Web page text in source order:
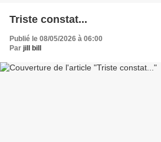
Triste constat...
Publié le 08/05/2026 à 06:00
Par jill bill